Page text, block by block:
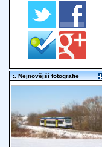
:. Nejnovější fotografie